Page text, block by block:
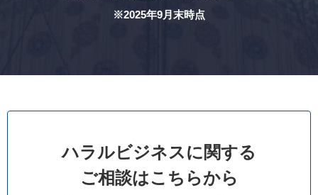
※2025年9月末時点
ハラルビジネスに関する
ご相談はこちらから